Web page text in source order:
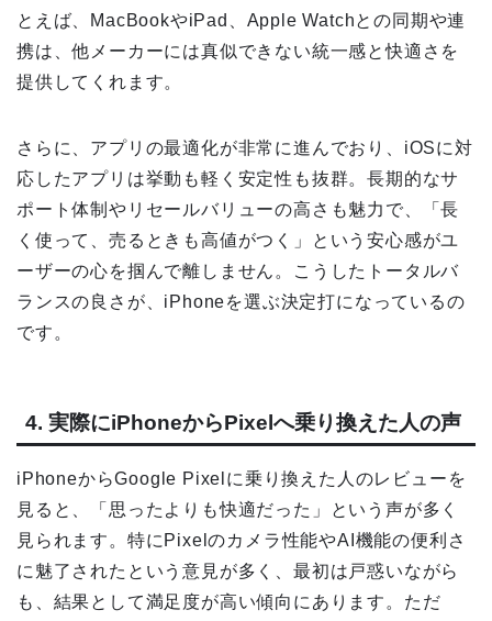
とえば、MacBookやiPad、Apple Watchとの同期や連
携は、他メーカーには真似できない統一感と快適さを
提供してくれます。
さらに、アプリの最適化が非常に進んでおり、iOSに対
応したアプリは挙動も軽く安定性も抜群。長期的なサ
ポート体制やリセールバリューの高さも魅力で、「長
く使って、売るときも高値がつく」という安心感がユ
ーザーの心を掴んで離しません。こうしたトータルバ
ランスの良さが、iPhoneを選ぶ決定打になっているの
です。
4. 実際にiPhoneからPixelへ乗り換えた人の声
iPhoneからGoogle Pixelに乗り換えた人のレビューを
見ると、「思ったよりも快適だった」という声が多く
見られます。特にPixelのカメラ性能やAI機能の便利さ
に魅了されたという意見が多く、最初は戸惑いながら
も、結果として満足度が高い傾向にあります。ただ